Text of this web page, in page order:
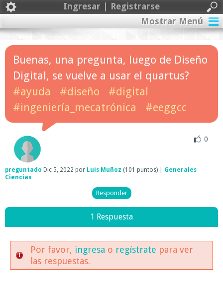
Ingresar | Registrarse
Mostrar Menú
Buenas, una pregunta, luego de Diseño
Digital, se vuelve a usar el quartus?
#ayuda
#diseño
#digital
#ingeniería_mecatrónica
#eeggcc
0
preguntado Dic 5, 2022 por Luis Muñoz (101 puntos)
Generales
Ciencias
1 Respuesta
Por favor, ingresa o regístrate para ver
las respuestas.